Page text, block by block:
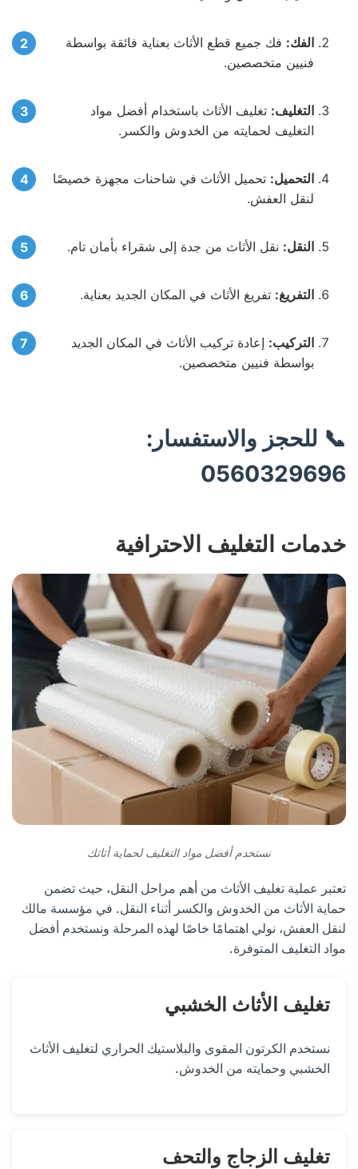
الفك: فك جميع قطع الأثاث بعناية فائقة بواسطة
فنيين متخصصين.
التغليف: تغليف الأثاث باستخدام أفضل مواد
التغليف لحمايته من الخدوش والكسر.
التحميل: تحميل الأثاث في شاحنات مجهزة خصيصًا
لنقل العفش.
النقل: نقل الأثاث من جدة إلى شقراء بأمان تام.
التفريغ: تفريغ الأثاث في المكان الجديد بعناية.
التركيب: إعادة تركيب الأثاث في المكان الجديد
بواسطة فنيين متخصصين.
📞 للحجز والاستفسار:
0560329696
خدمات التغليف الاحترافية
نستخدم أفضل مواد التغليف لحماية أثاثك
تعتبر عملية تغليف الأثاث من أهم مراحل النقل، حيث تضمن
حماية الأثاث من الخدوش والكسر أثناء النقل. في مؤسسة مالك
لنقل العفش، نولي اهتمامًا خاصًا لهذه المرحلة ونستخدم أفضل
مواد التغليف المتوفرة.
تغليف الأثاث الخشبي
نستخدم الكرتون المقوى والبلاستيك الحراري لتغليف الأثاث
الخشبي وحمايته من الخدوش.
تغليف الزجاج والتحف